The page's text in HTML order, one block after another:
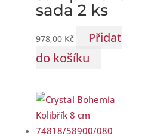
sada 2 ks
978,00 Kč
Přidat
do košíku